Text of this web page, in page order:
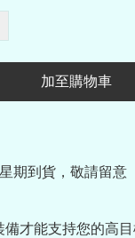
加至購物車
期到貨，敬請留意
備才能支持您的高